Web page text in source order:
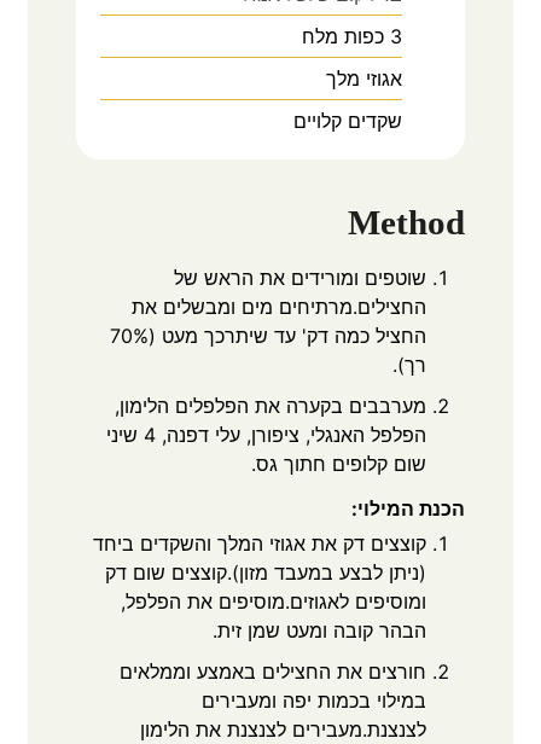
3 כפות מלח
אגוזי מלך
שקדים קלויים
Method
שוטפים ומורידים את הראש של
החצילים.מרתיחים מים ומבשלים את
החציל כמה דק' עד שיתרכך מעט (70%
רך).
מערבבים בקערה את הפלפלים הלימון,
הפלפל האנגלי, ציפורן, עלי דפנה, 4 שיני
שום קלופים חתוך גס.
הכנת המילוי:
קוצצים דק את אגוזי המלך והשקדים ביחד
(ניתן לבצע במעבד מזון).קוצצים שום דק
ומוסיפים לאגוזים.מוסיפים את הפלפל,
הבהר קובה ומעט שמן זית.
חורצים את החצילים באמצע וממלאים
במילוי בכמות יפה ומעבירים
לצנצנת.מעבירים לצנצנת את הלימון